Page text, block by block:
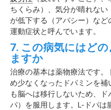
ちくらみ）、気分が晴れな
が低下する（アパシー）な
運動症状と呼んでいます。
7. この病気にはど
ますか
治療の基本は薬物療法です
め少なくなったドパミンを
も脳へは移行しないため、
パ）を服用します。L-ドパは